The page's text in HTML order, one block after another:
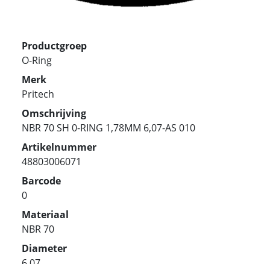
Productgroep
O-Ring
Merk
Pritech
Omschrijving
NBR 70 SH 0-RING 1,78MM 6,07-AS 010
Artikelnummer
48803006071
Barcode
0
Materiaal
NBR 70
Diameter